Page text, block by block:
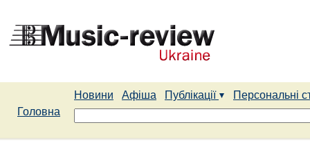
Новини Афіша Публікації
Персональні
Головна